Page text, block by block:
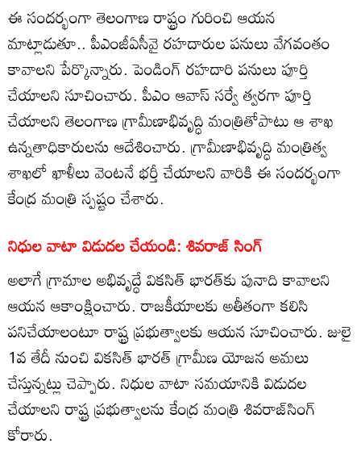
ఈ సందర్భంగా తెలంగాణ రాష్ట్రం గురించి ఆయన
మాట్లాడుతూ.. పీఎంజీఏసీవై రహదారుల పనులు వేగవంతం
కావాలని పేర్కొన్నారు. పెండింగ్ రహదారి పనులు పూర్తి
చేయాలని సూచించారు. పీఎం ఆవాస్ సర్వే త్వరగా పూర్తి
చేయాలని తెలంగాణ గ్రామీణాభివృద్ధి మంత్రితోపాటు ఆ శాఖ
ఉన్నతాధికారులను ఆదేశించారు. గ్రామీణాభివృద్ధి మంత్రిత్వ
శాఖలో ఖాళీలు వెంటనే భర్తీ చేయాలని వారికి ఈ సందర్భంగా
కేంద్ర మంత్రి స్పష్టం చేశారు.
నిధుల వాటా విడుదల చేయండి: శివరాజ్ సింగ్
అలాగే గ్రామాల అభివృద్ధే వికసిత్ భారత్‌కు పునాది కావాలని
ఆయన ఆకాంక్షించారు. రాజకీయాలకు అతీతంగా కలిసి
పనిచేయాలంటూ రాష్ట్ర ప్రభుత్వాలకు ఆయన సూచించారు. జులై
1వ తేదీ నుంచి వికసిత్ భారత్ గ్రామీణ యోజన అమలు
చేస్తున్నట్లు చెప్పారు. నిధుల వాటా సమయానికి విడుదల
చేయాలని రాష్ట్ర ప్రభుత్వాలను కేంద్ర మంత్రి శివరాజ్‌సింగ్
కోరారు.